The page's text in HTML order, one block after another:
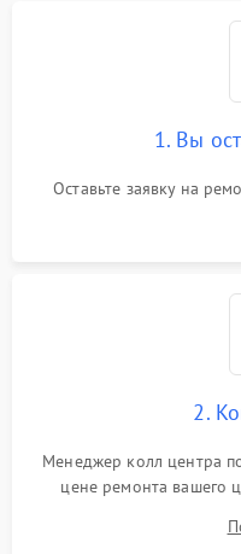
1. Вы
Оставьте заявку на
2.
Менеджер колл центра
цене ремонта вашего